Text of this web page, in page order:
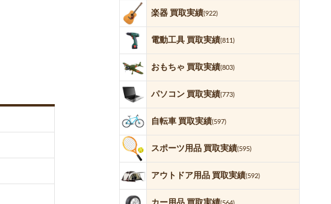
楽器 買取実績(922)
電動工具 買取実績(811)
おもちゃ 買取実績(803)
パソコン 買取実績(773)
自転車 買取実績(597)
スポーツ用品 買取実績(595)
アウトドア用品 買取実績(592)